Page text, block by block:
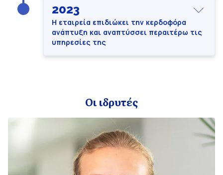
2023
Η εταιρεία επιδιώκει την κερδοφόρα
ανάπτυξη και αναπτύσσει περαιτέρω τις
υπηρεσίες της
Οι ιδρυτές